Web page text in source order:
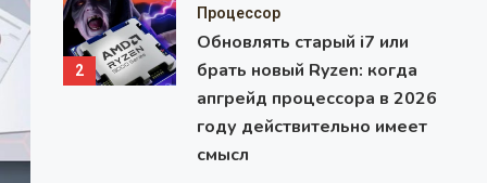
2
Процессор
Обновлять старый i7 или
брать новый Ryzen: когда
апгрейд процессора в 2026
году действительно имеет
смысл